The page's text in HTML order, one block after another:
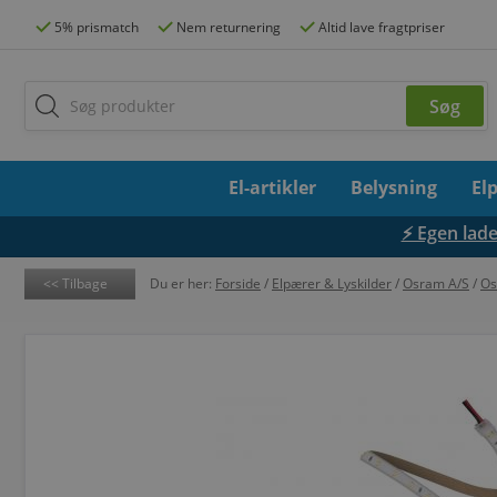
5% prismatch Nem returnering Altid lave fragtpriser
El-artikler Belysning
⚡ Egen
Tilbage Du er her: Forside / Elpærer & Lyskilder/ Osram A/S /